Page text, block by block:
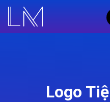
Logo